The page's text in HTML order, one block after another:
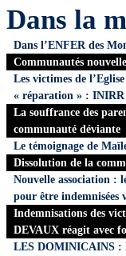
Dans la
Dans l’ENFER des
Communautés
Les victimes de
« réparation » :
La souffrance des
communauté déviante
Le témoignage de
Dissolution de la
Nouvelle association :
pour être indemnisées
Indemnisations des
DEVAUX réagit avec
LES DOMINICAINS :